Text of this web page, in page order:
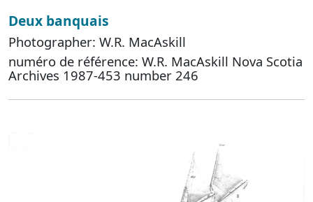
Deux banquais
Photographer: W.R. MacAskill
numéro de référence: W.R. MacAskill Nova Scotia
Archives 1987-453 number 246